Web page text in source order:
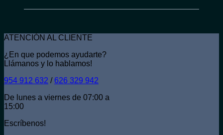
ATENCIÓN AL CLIENTE
¿En que podemos ayudarte?
Llámanos y lo hablamos!
954 912 632 / 626 329 942
De lunes a viernes de 07:00 a
15:00
Escríbenos!